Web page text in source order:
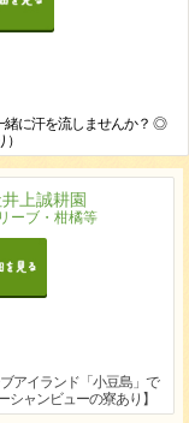
緒に汗を流しませんか？ ◎
上誠耕園
ーブ・柑橘等
アイランド「小豆島」で
ャンビューの寮あり】